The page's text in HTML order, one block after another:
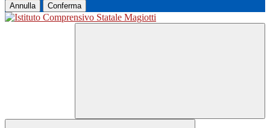
Annulla Conferma